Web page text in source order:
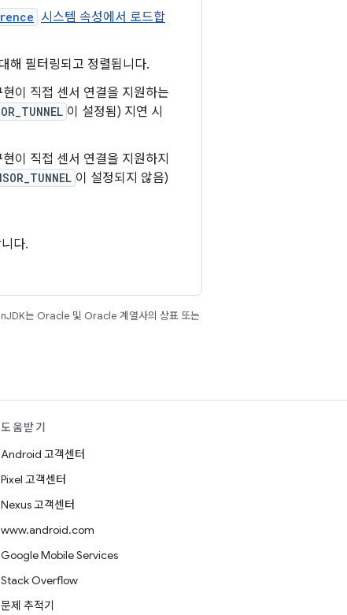
시스템 속성에서 로드합
해 필터링되고 정렬됩니다.
이 직접 센서 연결을 지원하는
이 설정됨) 지연 시
이 직접 센서 연결을 지원하지
이 설정되지 않음)
다.
는 Oracle 및 Oracle 계열사의 상표 또는
도움받기
Android 고객센터
Pixel 고객센터
Nexus 고객센터
www.android.com
Google Mobile Services
Stack Overflow
문제 추적기